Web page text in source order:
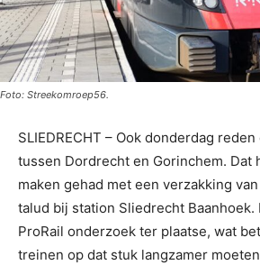
Foto: Streekomroep56.
SLIEDRECHT – Ook donderdag
tussen Dordrecht en Gorinchem. Dat
maken gehad met een verzakking
talud bij station Sliedrecht Baanhoek.
ProRail onderzoek ter plaatse, wat
treinen op dat stuk langzamer